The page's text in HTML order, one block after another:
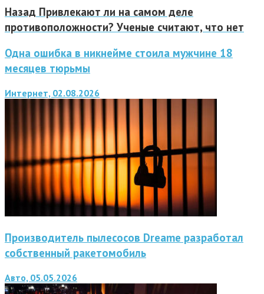
Назад Привлекают ли на самом деле
противоположности? Ученые считают, что нет
Одна ошибка в никнейме стоила мужчине 18
месяцев тюрьмы
Интернет, 02.08.2026
Производитель пылесосов Dreame разработал
собственный ракетомобиль
Авто, 05.05.2026